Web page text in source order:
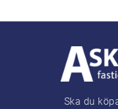
Ska du